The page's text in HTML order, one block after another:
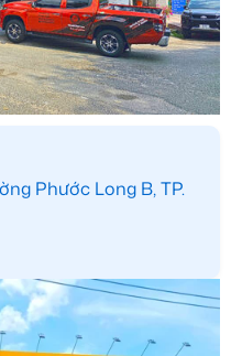
Phước Long B, TP.